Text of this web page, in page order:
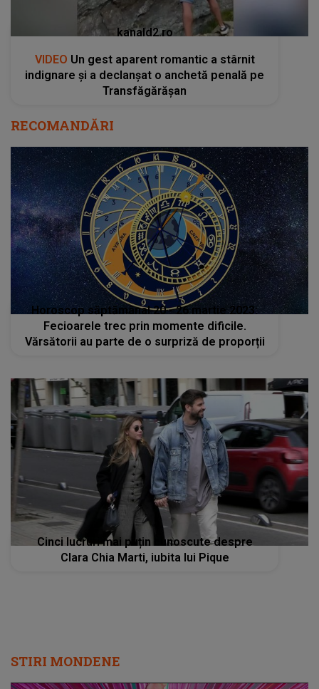
kanald2.ro
VIDEO Un gest aparent romantic a stârnit
indignare și a declanșat o anchetă penală pe
Transfăgărășan
RECOMANDĂRI
Horoscop săptămânal 20 - 26 martie 2023:
Fecioarele trec prin momente dificile.
Vărsătorii au parte de o surpriză de proporții
Cinci lucruri mai puțin cunoscute despre
Clara Chia Marti, iubita lui Pique
STIRI MONDENE